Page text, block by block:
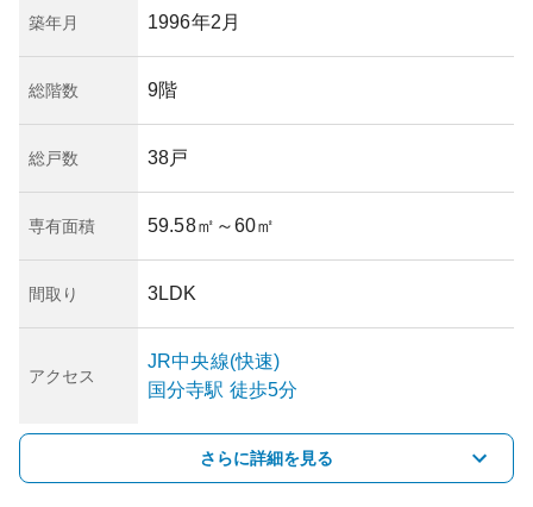
築年月 1996年2月
総階数 9階
総戸数 38戸
専有面積 59.58㎡ ～60㎡
間取り 3LDK
アクセス
JR中央線(快速)
国分寺駅 徒歩5分
さらに詳細を見る